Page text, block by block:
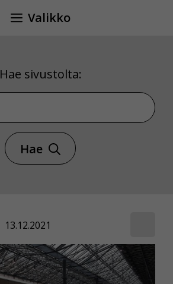
Valikko
Hae sivustolta:
Hae sivustolta
Hae
13.12.2021